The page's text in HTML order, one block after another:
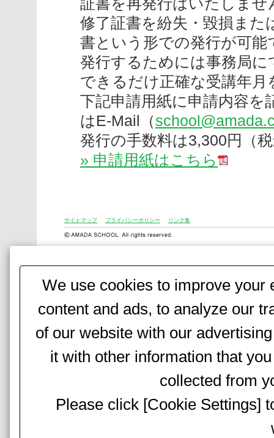
修了証書を紛失・毀損また
書という形での発行が可能
発行するためには事務局
できるだけ正確な受講年
下記申請用紙に申請内容を
はE-Mail（
発行の手数料は3,300円（
» 申請用紙はこちら
サイトマップ プライバシーポリシー リンク集
We use cookies to improve your
content and ads, to analyze our
of our website with our
it with other information that
collected from
Please click [Cookie Settings]